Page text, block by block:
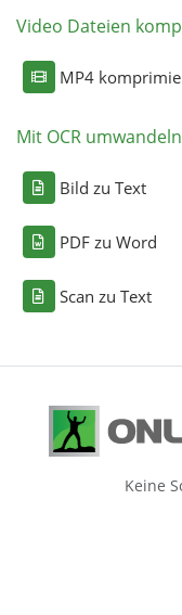
Video Dateien
MP4
Mit OCR umwandeln
Bild zu Text
PDF zu Word
Scan zu Text
Keine